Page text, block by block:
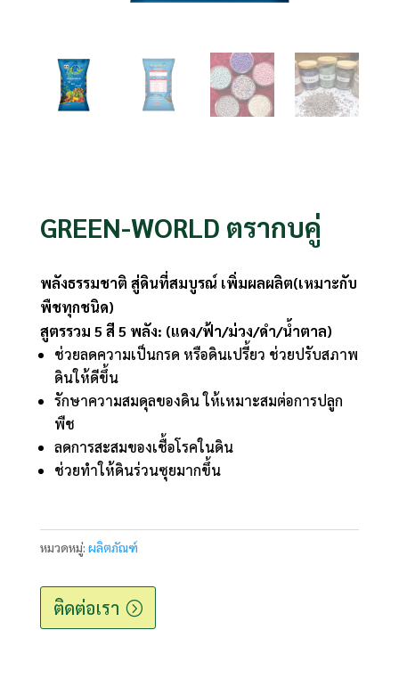
GREEN-WORLD ตรากบคู่
พลังธรรมชาติ สู่ดินที่สมบูรณ์ เพิ่มผลผลิต(เหมาะกับ
พืชทุกชนิด)
สูตรรวม 5 สี 5 พลัง: (แดง/ฟ้า/ม่วง/ดำ/น้ำตาล)
ช่วยลดความเป็นกรด หรือดินเปรี้ยว ช่วยปรับสภาพ
ดินให้ดีขึ้น
รักษาความสมดุลของดิน ให้เหมาะสมต่อการปลูก
พืช
ลดการสะสมของเชื้อโรคในดิน
ช่วยทำให้ดินร่วนซุยมากขึ้น
หมวดหมู่: ผลิตภัณฑ์
ติดต่อเรา